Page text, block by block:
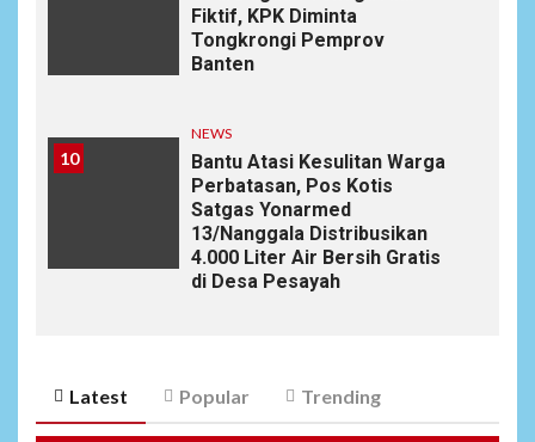
Fiktif, KPK Diminta
Tongkrongi Pemprov
Banten
10
NEWS
Bantu Atasi Kesulitan Warga
Perbatasan, Pos Kotis
Satgas Yonarmed
13/Nanggala Distribusikan
4.000 Liter Air Bersih Gratis
di Desa Pesayah
Latest Popular Trending